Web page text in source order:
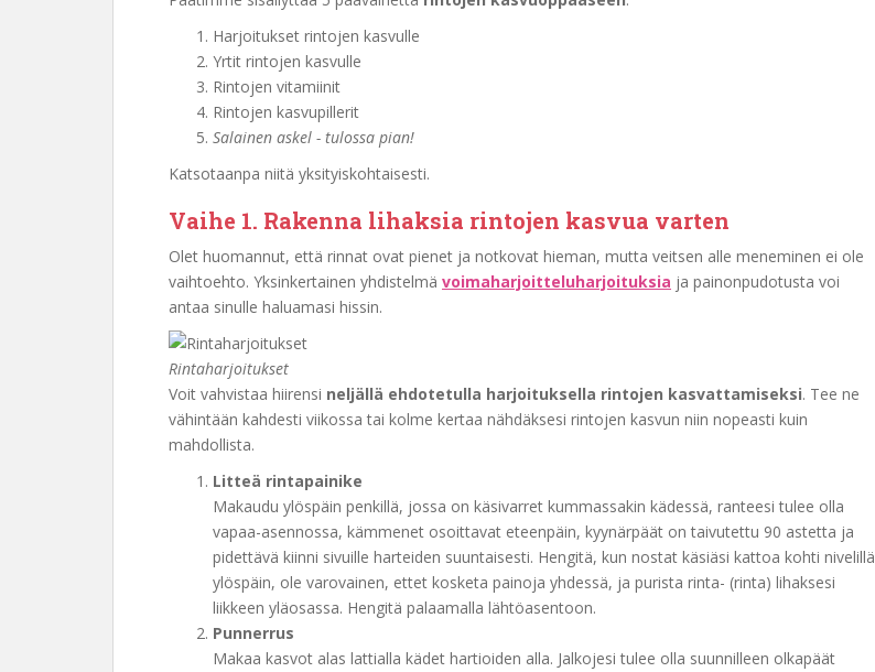
Harjoitukset rintojen kasvulle
Yrtit rintojen kasvulle
Rintojen vitamiinit
Rintojen kasvupillerit
Salainen askel - tulossa pian!
Katsotaanpa niitä yksityiskohtaisesti.
Vaihe 1. Rakenna lihaksia rintojen kasvua varten
Olet huomannut, että rinnat ovat pienet ja notkovat hieman, mutta veitsen alle meneminen ei ole
vaihtoehto. Yksinkertainen yhdistelmä voimaharjoitteluharjoituksia ja painonpudotusta voi
antaa sinulle haluamasi hissin.
Rintaharjoitukset
Voit vahvistaa hiirensi neljällä ehdotetulla harjoituksella rintojen kasvattamiseksi. Tee ne
vähintään kahdesti viikossa tai kolme kertaa nähdäksesi rintojen kasvun niin nopeasti kuin
mahdollista.
Litteä rintapainike
Makaudu ylöspäin penkillä, jossa on käsivarret kummassakin kädessä, ranteesi tulee olla
vapaa-asennossa, kämmenet osoittavat eteenpäin, kyynärpäät on taivutettu 90 astetta ja
pidettävä kiinni sivuille harteiden suuntaisesti. Hengitä, kun nostat käsiäsi kattoa kohti nivelillä
ylöspäin, ole varovainen, ettet kosketa painoja yhdessä, ja purista rinta- (rinta) lihaksesi
liikkeen yläosassa. Hengitä palaamalla lähtöasentoon.
Punnerrus
Makaa kasvot alas lattialla kädet hartioiden alla. Jalkojesi tulee olla suunnilleen olkapäät